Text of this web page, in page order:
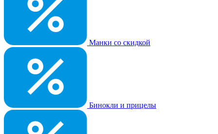
Манки со скидкой
Бинокли и прицелы